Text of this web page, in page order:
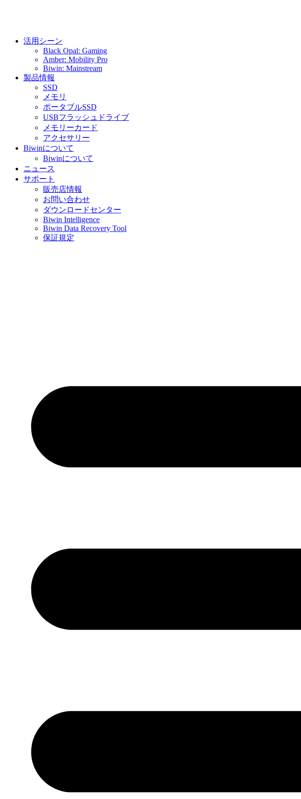
活用シーン
Black Opal: Gaming
Amber: Mobility Pro
Biwin: Mainstream
製品情報
SSD
メモリ
ポータブルSSD
USBフラッシュドライブ
メモリーカード
アクセサリー
Biwinについて
Biwinについて
ニュース
サポート
販売店情報
お問い合わせ
ダウンロードセンター
Biwin Intelligence
Biwin Data Recovery Tool
保証規定